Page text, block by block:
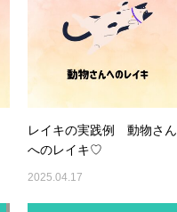
レイキの実践例 動物さん
へのレイキ♡
2025.04.17